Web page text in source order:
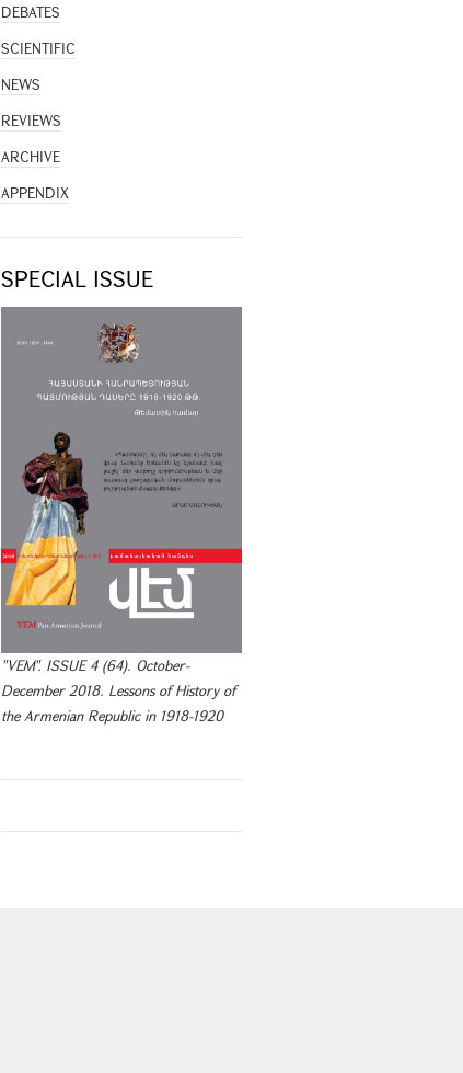
DEBATES
SCIENTIFIC
NEWS
REVIEWS
ARCHIVE
APPENDIX
SPECIAL ISSUE
"VEM". ISSUE 4 (64). October-
December 2018. Lessons of History of
the Armenian Republic in 1918-1920